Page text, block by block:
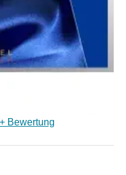
+ Bewertung